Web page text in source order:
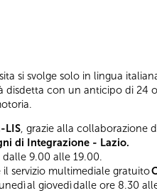
si svolge solo in lingua
disdetta con un anticipo di 24
LIS, grazie alla collaborazione
di Integrazione - Lazio.
9.00 alle 19.00.
servizio multimediale gratuito
al giovedì dalle ore 8.30